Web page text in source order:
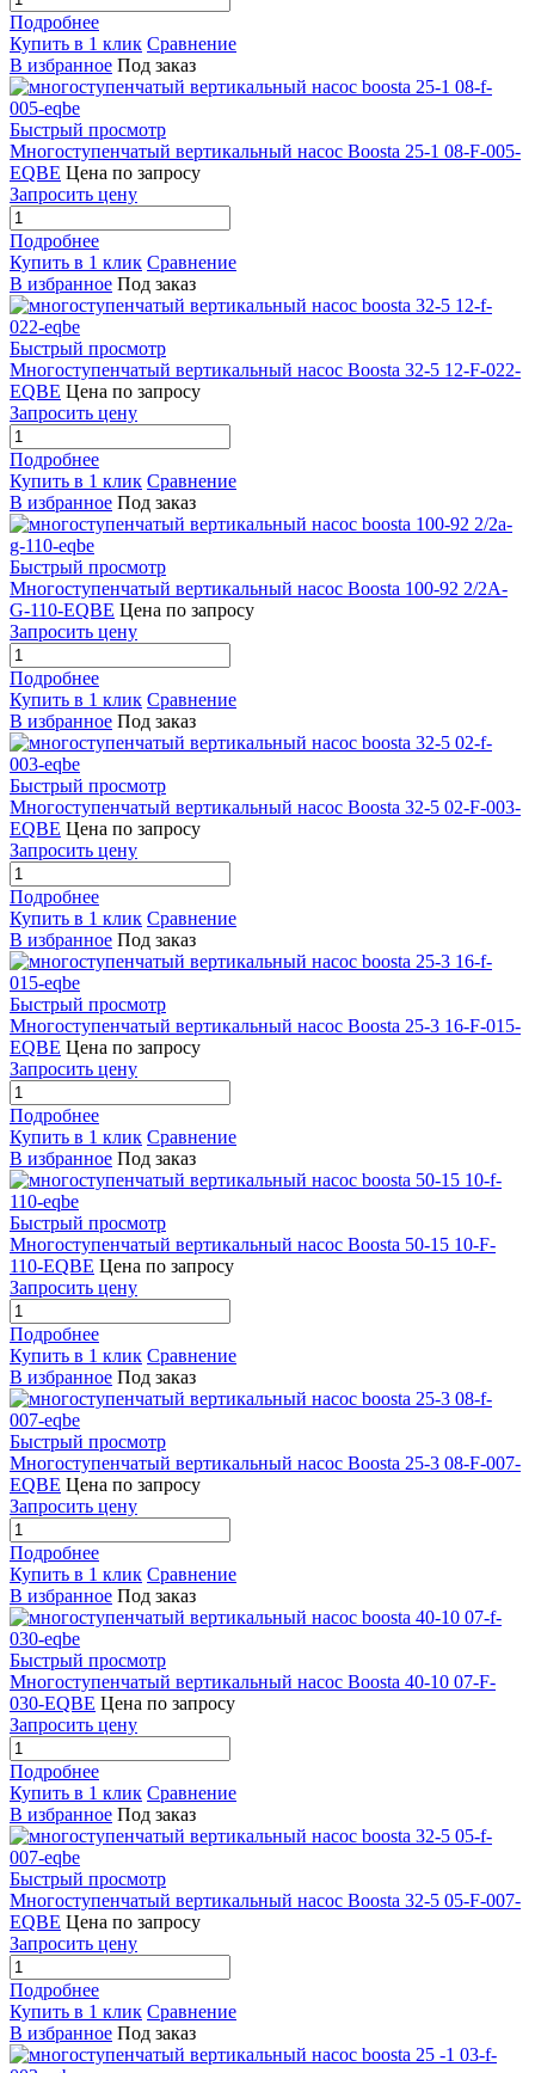
Подробнее
Купить в 1 клик Сравнение
В избранное Под заказ
Быстрый просмотр
Многоступенчатый вертикальный насос Boosta 25-1 08-F-005-
EQBE Цена по запросу
Запросить цену
Подробнее
Купить в 1 клик Сравнение
В избранное Под заказ
Быстрый просмотр
Многоступенчатый вертикальный насос Boosta 32-5 12-F-022-
EQBE Цена по запросу
Запросить цену
Подробнее
Купить в 1 клик Сравнение
В избранное Под заказ
Быстрый просмотр
Многоступенчатый вертикальный насос Boosta 100-92 2/2A-
G-110-EQBE Цена по запросу
Запросить цену
Подробнее
Купить в 1 клик Сравнение
В избранное Под заказ
Быстрый просмотр
Многоступенчатый вертикальный насос Boosta 32-5 02-F-003-
EQBE Цена по запросу
Запросить цену
Подробнее
Купить в 1 клик Сравнение
В избранное Под заказ
Быстрый просмотр
Многоступенчатый вертикальный насос Boosta 25-3 16-F-015-
EQBE Цена по запросу
Запросить цену
Подробнее
Купить в 1 клик Сравнение
В избранное Под заказ
Быстрый просмотр
Многоступенчатый вертикальный насос Boosta 50-15 10-F-
110-EQBE Цена по запросу
Запросить цену
Подробнее
Купить в 1 клик Сравнение
В избранное Под заказ
Быстрый просмотр
Многоступенчатый вертикальный насос Boosta 25-3 08-F-007-
EQBE Цена по запросу
Запросить цену
Подробнее
Купить в 1 клик Сравнение
В избранное Под заказ
Быстрый просмотр
Многоступенчатый вертикальный насос Boosta 40-10 07-F-
030-EQBE Цена по запросу
Запросить цену
Подробнее
Купить в 1 клик Сравнение
В избранное Под заказ
Быстрый просмотр
Многоступенчатый вертикальный насос Boosta 32-5 05-F-007-
EQBE Цена по запросу
Запросить цену
Подробнее
Купить в 1 клик Сравнение
В избранное Под заказ